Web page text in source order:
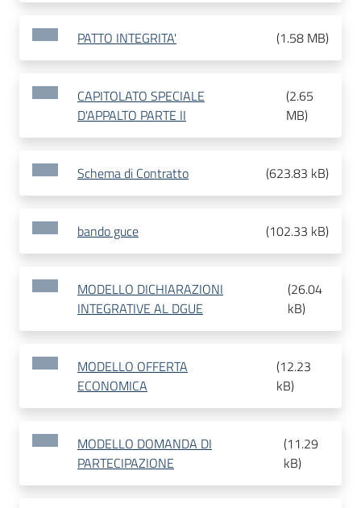
PATTO INTEGRITA' (1.58 MB)
CAPITOLATO SPECIALE
D'APPALTO PARTE II
(2.65
MB)
Schema di Contratto (623.83 kB)
bando guce (102.33 kB)
MODELLO DICHIARAZIONI
INTEGRATIVE AL DGUE
(26.04
kB)
MODELLO OFFERTA
ECONOMICA
(12.23
kB)
MODELLO DOMANDA DI
PARTECIPAZIONE
(11.29
kB)